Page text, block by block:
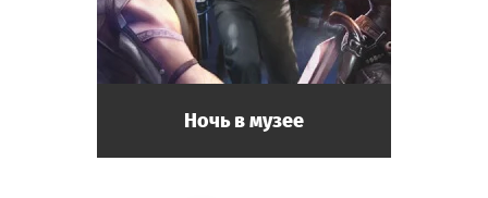
Ночь в музее